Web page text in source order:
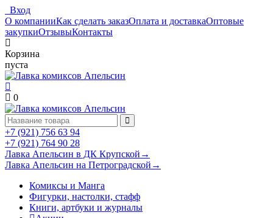
Вход
О компанииКак сделать заказОплата и доставкаОптовые
закупкиОтзывыКонтакты
Корзина
пуста
0
+7 (921) 756 63 94
+7 (921) 764 90 28
Лавка Апельсин в ДК Крупской →
Лавка Апельсин на Петроградской →
Комиксы и Манга
Фигурки, настолки, стафф
Книги, артбуки и журналы